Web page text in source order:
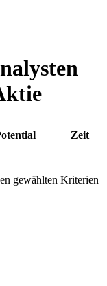
Zeit
gewählten Kriterien